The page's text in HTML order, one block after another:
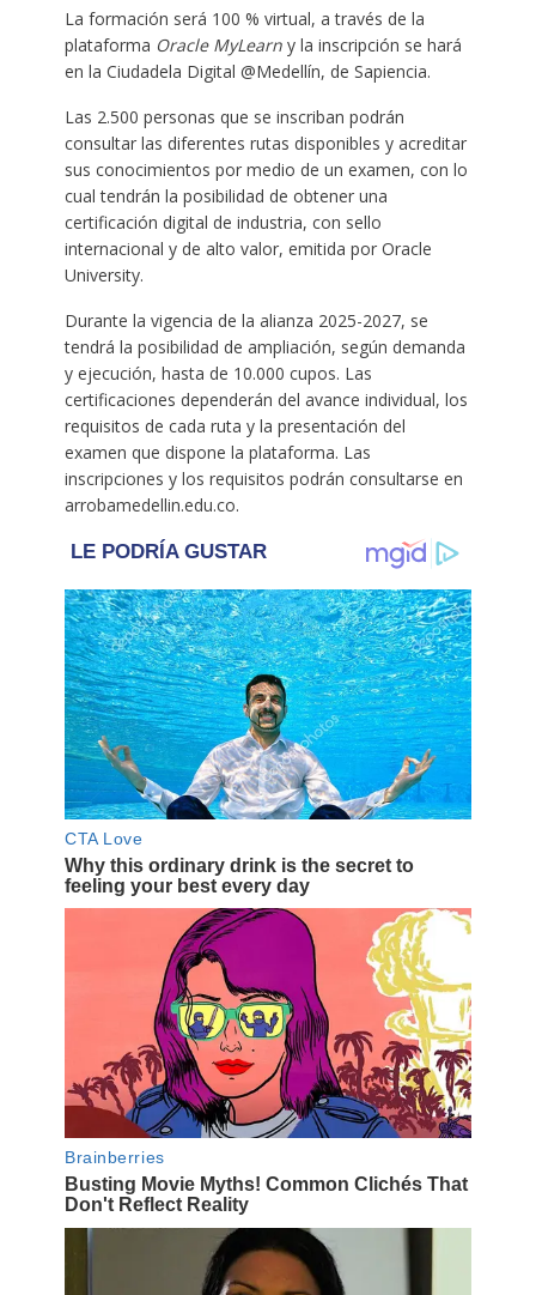
La formación será 100 % virtual, a través de la
plataforma Oracle MyLearn y la inscripción se hará
en la Ciudadela Digital @Medellín, de Sapiencia.
Las 2.500 personas que se inscriban podrán
consultar las diferentes rutas disponibles y acreditar
sus conocimientos por medio de un examen, con lo
cual tendrán la posibilidad de obtener una
certificación digital de industria, con sello
internacional y de alto valor, emitida por Oracle
University.
Durante la vigencia de la alianza 2025-2027, se
tendrá la posibilidad de ampliación, según demanda
y ejecución, hasta de 10.000 cupos. Las
certificaciones dependerán del avance individual, los
requisitos de cada ruta y la presentación del
examen que dispone la plataforma. Las
inscripciones y los requisitos podrán consultarse en
arrobamedellin.edu.co.